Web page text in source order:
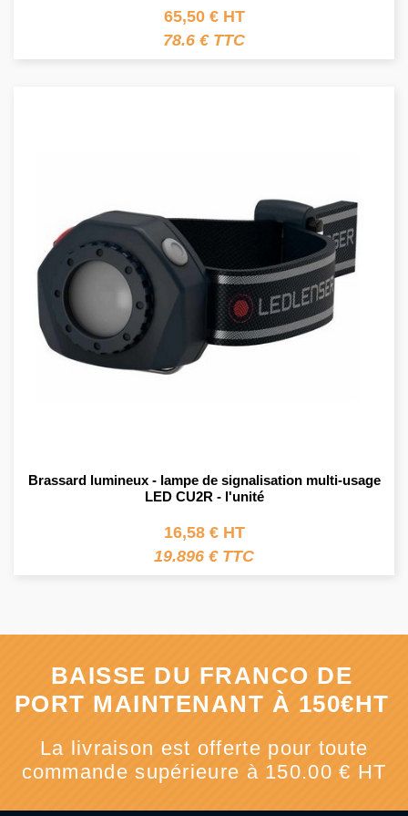
65,50 € HT
78.6 € TTC
Brassard lumineux - lampe de signalisation multi-usage
LED CU2R - l'unité
16,58 € HT
19.896 € TTC
BAISSE DU FRANCO DE
PORT MAINTENANT À 150€HT
La livraison est offerte pour toute
commande supérieure à 150.00 € HT